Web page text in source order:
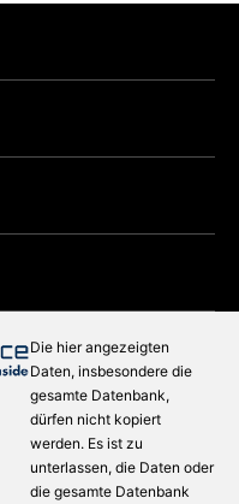
Die hier angezeigten
Daten, insbesondere die
gesamte Datenbank,
dürfen nicht kopiert
werden. Es ist zu
unterlassen, die Daten oder
die gesamte Datenbank